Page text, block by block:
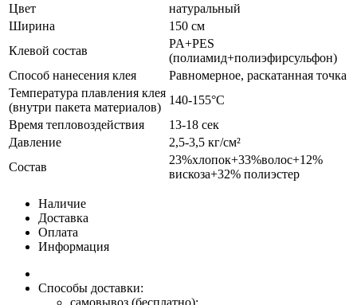
Цвет
натуральный
Ширина
150 см
Клевой состав
PA+PES
(полиамид+полиэфирсульфон)
Способ нанесения клея
Равномерное, раскатанная точка
Температура плавления клея
(внутри пакета материалов)
140-155°С
Время тепловоздействия
13-18 сек
Давление
2,5-3,5 кг/см²
Состав
23%хлопок+33%волос+12%
вискоза+32% полиэстер
Наличие
Доставка
Оплата
Информация
Способы доставки:
самовывоз (бесплатно);